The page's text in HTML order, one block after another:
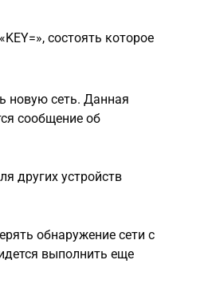
состоять которое
новую сеть. Данная
сообщение об
других устройств
обнаружение сети с
выполнить еще